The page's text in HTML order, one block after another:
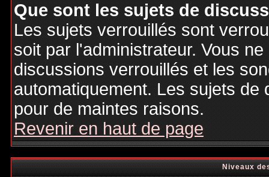
Que sont les sujets de
Les sujets verrouillés sont
soit par l'administrateur. Vous
discussions verrouillés et les
automatiquement. Les sujets
pour de maintes raisons.
Revenir en haut de page
Niveaux